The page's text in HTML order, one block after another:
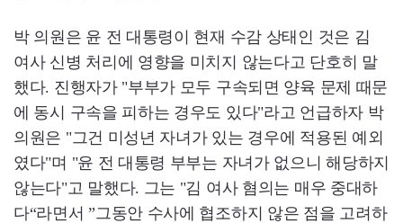
박 의원은 윤 전 대통령이 현재 수감 상태인 것은 김
여사 신병 처리에 영향을 미치지 않는다고 단호히 말
했다. 진행자가 "부부가 모두 구속되면 양육 문제 때문
에 동시 구속을 피하는 경우도 있다"라고 언급하자 박
의원은 "그건 미성년 자녀가 있는 경우에 적용된 예외
였다"며 "윤 전 대통령 부부는 자녀가 없으니 해당하지
않는다"고 말했다. 그는 "김 여사 혐의는 매우 중대하
다“라면서 ”그동안 수사에 협조하지 않은 점을 고려하